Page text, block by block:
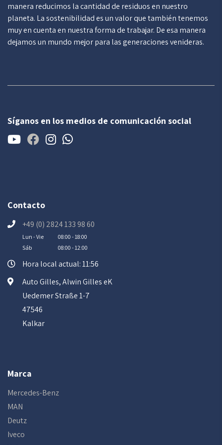
manera reducimos la cantidad de residuos en nuestro
planeta. La sostenibilidad es un valor que también tenemos
muy en cuenta en nuestra forma de trabajar. De esa manera
dejamos un mundo mejor para las generaciones venideras.
Síganos en los medios de comunicación social
Contacto
+49 (0) 2824 133 98 60
Lun - Vie
08:00 - 18:00
Sáb
08:00 - 12:00
Hora local actual: 11:56
Auto Gilles, Alwin Gilles eK
Uedemer Straße 1-7
47546
Kalkar
Marca
Mercedes-Benz
MAN
Deutz
Iveco